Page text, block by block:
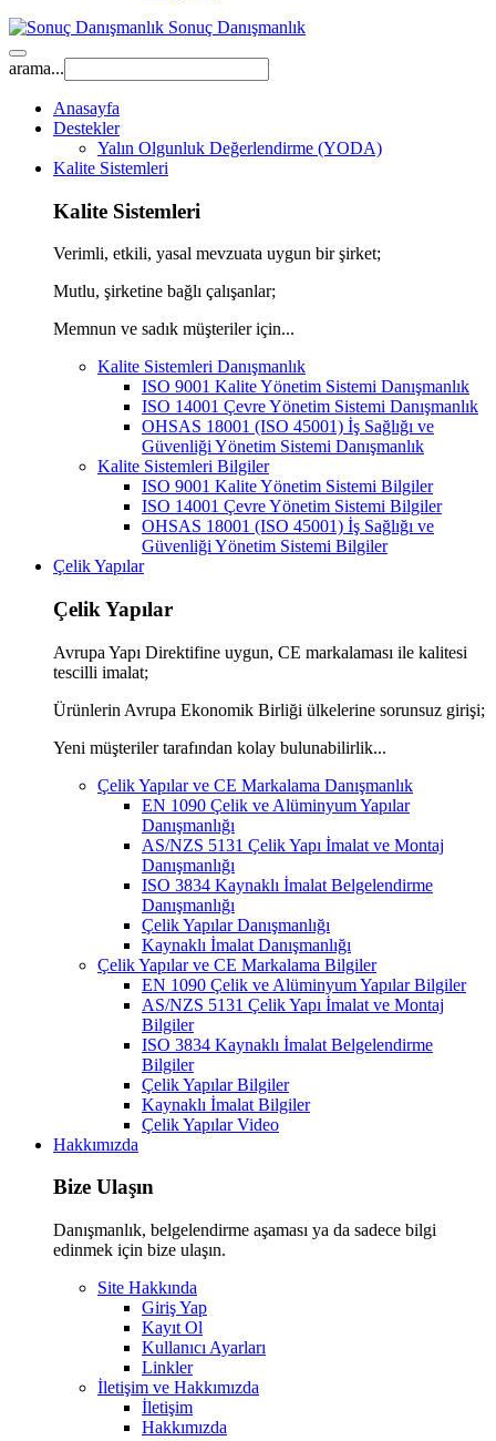
Sonuç Danışmanlık
arama...
Anasayfa
Destekler
Yalın Olgunluk Değerlendirme (YODA)
Kalite Sistemleri
Kalite Sistemleri
Verimli, etkili, yasal mevzuata uygun bir şirket;
Mutlu, şirketine bağlı çalışanlar;
Memnun ve sadık müşteriler için...
Kalite Sistemleri Danışmanlık
ISO 9001 Kalite Yönetim Sistemi Danışmanlık
ISO 14001 Çevre Yönetim Sistemi Danışmanlık
OHSAS 18001 (ISO 45001) İş Sağlığı ve
Güvenliği Yönetim Sistemi Danışmanlık
Kalite Sistemleri Bilgiler
ISO 9001 Kalite Yönetim Sistemi Bilgiler
ISO 14001 Çevre Yönetim Sistemi Bilgiler
OHSAS 18001 (ISO 45001) İş Sağlığı ve
Güvenliği Yönetim Sistemi Bilgiler
Çelik Yapılar
Çelik Yapılar
Avrupa Yapı Direktifine uygun, CE markalaması ile kalitesi
tescilli imalat;
Ürünlerin Avrupa Ekonomik Birliği ülkelerine sorunsuz girişi;
Yeni müşteriler tarafından kolay bulunabilirlik...
Çelik Yapılar ve CE Markalama Danışmanlık
EN 1090 Çelik ve Alüminyum Yapılar
Danışmanlığı
AS/NZS 5131 Çelik Yapı İmalat ve Montaj
Danışmanlığı
ISO 3834 Kaynaklı İmalat Belgelendirme
Danışmanlığı
Çelik Yapılar Danışmanlığı
Kaynaklı İmalat Danışmanlığı
Çelik Yapılar ve CE Markalama Bilgiler
EN 1090 Çelik ve Alüminyum Yapılar Bilgiler
AS/NZS 5131 Çelik Yapı İmalat ve Montaj
Bilgiler
ISO 3834 Kaynaklı İmalat Belgelendirme
Bilgiler
Çelik Yapılar Bilgiler
Kaynaklı İmalat Bilgiler
Çelik Yapılar Video
Hakkımızda
Bize Ulaşın
Danışmanlık, belgelendirme aşaması ya da sadece bilgi
edinmek için bize ulaşın.
Site Hakkında
Giriş Yap
Kayıt Ol
Kullanıcı Ayarları
Linkler
İletişim ve Hakkımızda
İletişim
Hakkımızda